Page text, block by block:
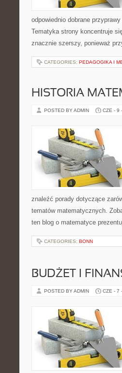
odpowiednio dobrane
Tematyka strony koncentruje
znacznie szerszy, ponieważ
CATEGORIES: PEDAGOGIKA I
HISTORIA
POSTED BY ADMIN CZE - 9
znaleźć porady dotyczące
tematów matematycznych.
ten blog o matematyce
CATEGORIES: BONN
BUDŻET I
POSTED BY ADMIN CZE - 7